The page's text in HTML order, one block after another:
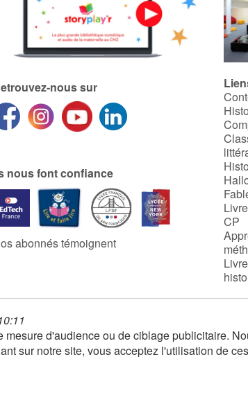
nous sur
nous font confiance
abonnés témoignent
CP
d'audience ou de ciblage publicitaire.
sur notre site, vous acceptez l'utilisation de